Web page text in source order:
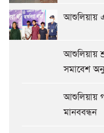
আশুলিয়ায়
আশুলিয়ায়
সমাবেশ
আশুলিয়ায়
মানববন্ধন